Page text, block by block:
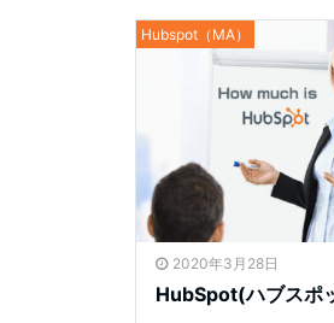
Hubspot（MA）
2020年3月28日
HubSpot(ハブスポ